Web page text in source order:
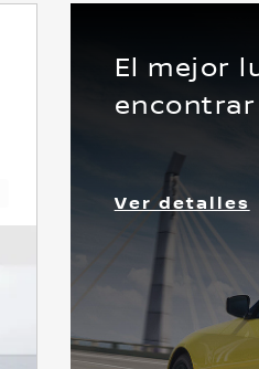
Delantera
El mejor
Ver detalles